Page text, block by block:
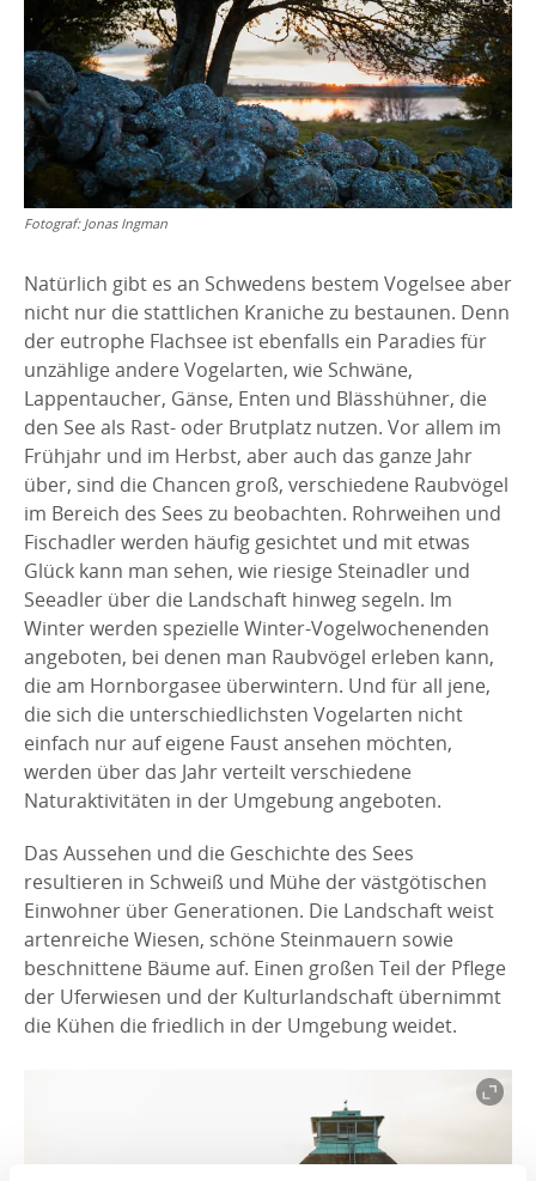
Fotograf: Jonas Ingman
Natürlich gibt es an Schwedens bestem Vogelsee aber
nicht nur die stattlichen Kraniche zu bestaunen. Denn
der eutrophe Flachsee ist ebenfalls ein Paradies für
unzählige andere Vogelarten, wie Schwäne,
Lappentaucher, Gänse, Enten und Blässhühner, die
den See als Rast- oder Brutplatz nutzen. Vor allem im
Frühjahr und im Herbst, aber auch das ganze Jahr
über, sind die Chancen groß, verschiedene Raubvögel
im Bereich des Sees zu beobachten. Rohrweihen und
Fischadler werden häufig gesichtet und mit etwas
Glück kann man sehen, wie riesige Steinadler und
Seeadler über die Landschaft hinweg segeln. Im
Winter werden spezielle Winter-Vogelwochenenden
angeboten, bei denen man Raubvögel erleben kann,
die am Hornborgasee überwintern. Und für all jene,
die sich die unterschiedlichsten Vogelarten nicht
einfach nur auf eigene Faust ansehen möchten,
werden über das Jahr verteilt verschiedene
Naturaktivitäten in der Umgebung angeboten.
Das Aussehen und die Geschichte des Sees
resultieren in Schweiß und Mühe der västgötischen
Einwohner über Generationen. Die Landschaft weist
artenreiche Wiesen, schöne Steinmauern sowie
beschnittene Bäume auf. Einen großen Teil der Pflege
der Uferwiesen und der Kulturlandschaft übernimmt
die Kühen die friedlich in der Umgebung weidet.